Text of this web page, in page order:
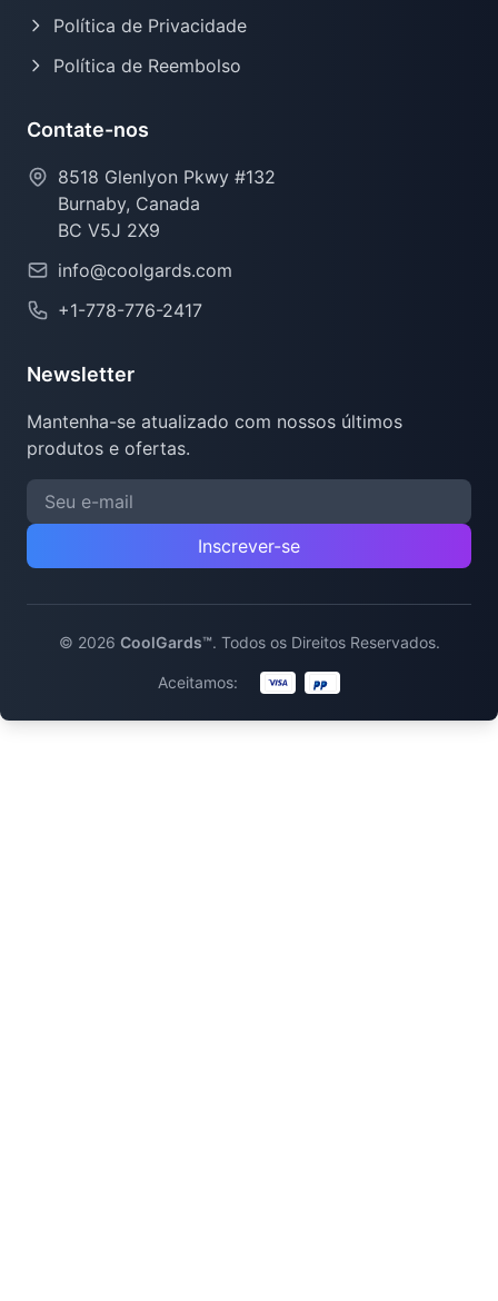
Política de Privacidade
Política de Reembolso
Contate-nos
8518 Glenlyon Pkwy #132
Burnaby, Canada
BC V5J 2X9
info@coolgards.com
+1-778-776-2417
Newsletter
Mantenha-se atualizado com nossos últimos
produtos e ofertas.
Inscrever-se
© 2026 CoolGards™. Todos os Direitos Reservados.
Aceitamos: